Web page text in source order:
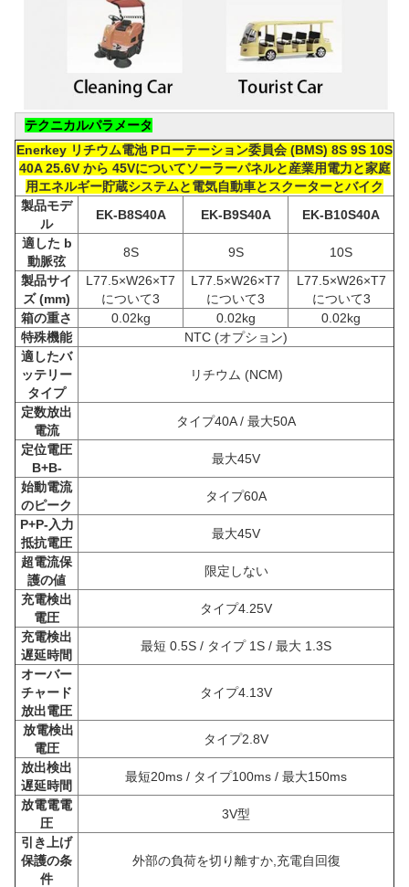
テクニカルパラメータ
Enerkey リチウム電池 Pローテーション委員会 (BMS) 8S 9S 10S
40A 25.6V から 45Vについてソーラーパネルと産業用電力と家庭
用エネルギー貯蔵システムと電気自動車とスクーターとバイク
製品モデ
ル
EK-B8S40A EK-B9S40A
EK-B10S40A
適した b
動脈弦
8S 9S
10S
製品サイ
ズ (mm)
L77.5×W26×T7
について3
L77.5×W26×T7
について3
L77.5×W26×T7
について3
箱の重さ
0.02kg 0.02kg
0.02kg
特殊機能
NTC (オプション)
適したバ
ッテリー
タイプ
リチウム (NCM)
定数放出
電流
タイプ40A / 最大50A
定位電圧
B+B-
最大45V
始動電流
のピーク
タイプ60A
P+P-入力
抵抗電圧
最大45V
超電流保
護の値
限定しない
充電検出
電圧
タイプ4.25V
充電検出
遅延時間
最短 0.5S / タイプ 1S / 最大 1.3S
オーバー
チャード
放出電圧
タイプ4.13V
放電検出
電圧
タイプ2.8V
放出検出
遅延時間
最短20ms / タイプ100ms / 最大150ms
放電電電
圧
3V型
引き上げ
保護の条
件
外部の負荷を切り離すか,充電自回復